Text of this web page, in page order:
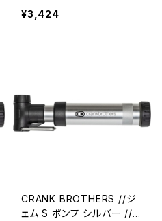
MIDNIGHT BLACK 16251
] //0355240001-01(クラ
¥3,424
CRANK BROTHERS //ジ
ェム S ポンプ シルバー //0